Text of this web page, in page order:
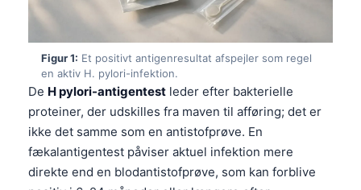
Figur 1: Et positivt antigenresultat afspejler som regel
en aktiv H. pylori-infektion.
De H pylori-antigentest leder efter bakterielle
proteiner, der udskilles fra maven til afføring; det er
ikke det samme som en antistofprøve. En
fækalantigentest påviser aktuel infektion mere
direkte end en blodantistofprøve, som kan forblive